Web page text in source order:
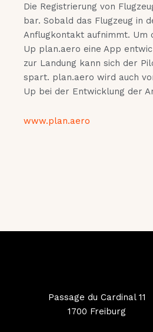
Die Registrierung von
bar. Sobald das Flugzeug in
Anflugkontakt aufnimmt. Um
Up plan.aero eine App
zur Landung kann sich der
spart. plan.aero wird auch
Up bei der Entwicklung der
www.plan.aero
Passage du Cardinal 11
1700 Freiburg